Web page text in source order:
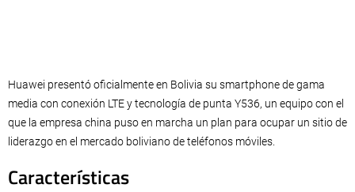
Huawei presentó oficialmente en Bolivia su smartphone de gama
media con conexión LTE y tecnología de punta Y536, un equipo con el
que la empresa china puso en marcha un plan para ocupar un sitio de
liderazgo en el mercado boliviano de teléfonos móviles.
Características